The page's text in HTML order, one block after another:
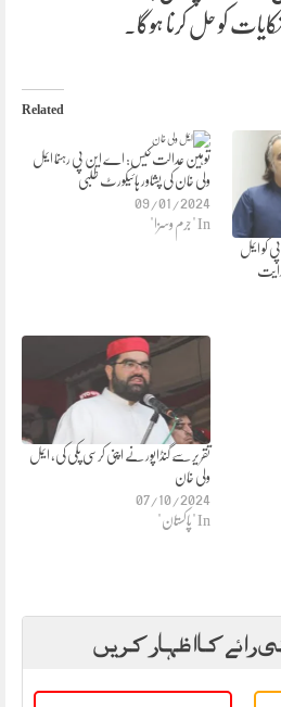
کو حل کرنا ہوگا۔
Related
توہین عدالت کیس: اے این پی رہنما ایمل
ولی خان کی پشاور ہائیکورٹ طلبی
09/01/2024
In "جرم وسزا"
کو ایمل
تقریر سے گنڈاپور نے اپنی کرسی پکی کی، ایمل
ولی خان
07/10/2024
In "پاکستان"
رائے کا اظہار کریں